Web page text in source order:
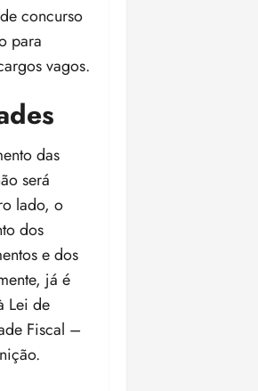
concurso
para
vagos.
das
será
lado, o
dos
e dos
já é
Lei de
Fiscal –